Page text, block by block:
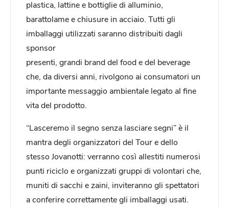
plastica, lattine e bottiglie di alluminio,
barattolame e chiusure in acciaio. Tutti gli
imballaggi utilizzati saranno distribuiti dagli
sponsor
presenti, grandi brand del food e del beverage
che, da diversi anni, rivolgono ai consumatori un
importante messaggio ambientale legato al fine
vita del prodotto.
“Lasceremo il segno senza lasciare segni” è il
mantra degli organizzatori del Tour e dello
stesso Jovanotti: verranno così allestiti numerosi
punti riciclo e organizzati gruppi di volontari che,
muniti di sacchi e zaini, inviteranno gli spettatori
a conferire correttamente gli imballaggi usati.